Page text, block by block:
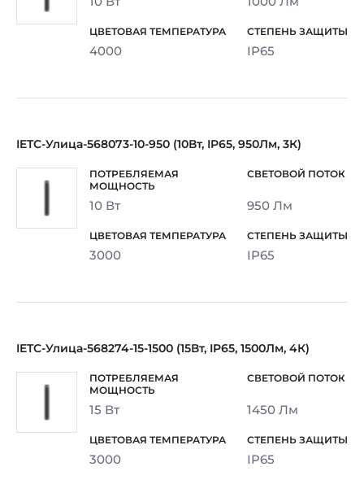
4000 IP65
IETC-Улица-568073-10-950 (10Вт, IP65, 950Лм, 3К)
10 Вт 950 Лм
3000 IP65
IETC-Улица-568274-15-1500 (15Вт, IP65, 1500Лм, 4К)
15 Вт 1450 Лм
3000 IP65